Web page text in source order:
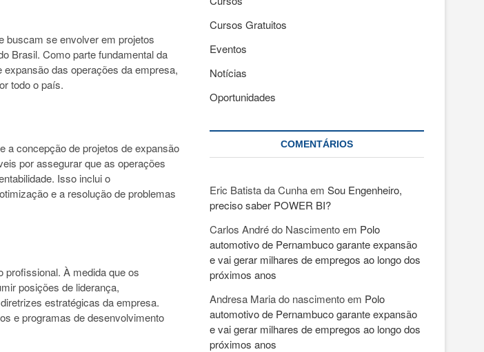
buscam se envolver em projetos
Brasil. Como parte fundamental da
das operações da empresa,
todo o país.
a concepção de projetos de expansão
por assegurar que as operações
Isso inclui o
e a resolução de problemas
profissional. À medida que os
posições de liderança,
estratégicas da empresa.
e programas de desenvolvimento
Cursos Gratuitos
Eventos
Notícias
Oportunidades
COMENTÁRIOS
Eric Batista da Cunhaem Sou Engenheiro,
preciso saber POWER BI?
Carlos André do Nascimentoem Polo
automotivo de Pernambuco garante expansão
e vai gerar milhares de empregos ao longo dos
próximos anos
Andresa Maria do nascimentoem Polo
automotivo de Pernambuco garante expansão
e vai gerar milhares de empregos ao longo dos
próximos anos